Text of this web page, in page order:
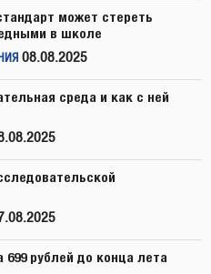
может стереть
в школе
08.08.2025
среда и как с ней
699 рублей до конца лета